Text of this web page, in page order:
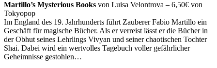
Martillo’s Mysterious Books von Luisa Velontrova – 6,50€ von
Tokyopop
Im England des 19. Jahrhunderts führt Zauberer Fabio Martillo ein
Geschäft für magische Bücher. Als er verreist lässt er die Bücher in
der Obhut seines Lehrlings Vivyan und seiner chaotischen Tochter
Shai. Dabei wird ein wertvolles Tagebuch voller gefährlicher
Geheimnisse gestohlen…